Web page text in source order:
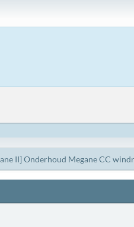
II] Onderhoud Megane CC